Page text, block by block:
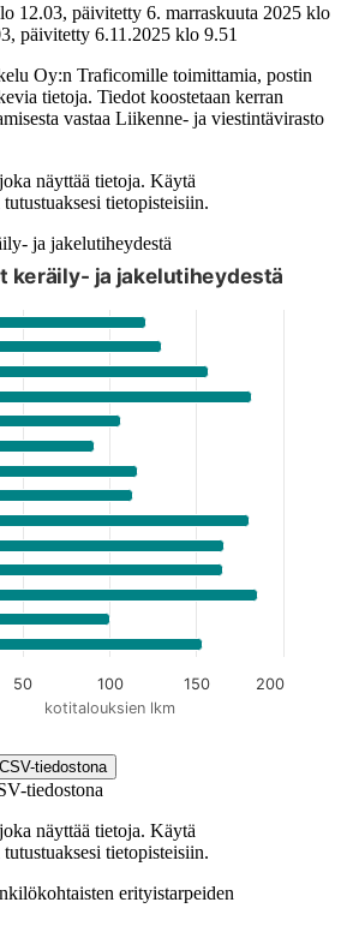
12.03, päivitetty 6. marraskuuta 2025 klo
, päivitetty 6.11.2025 klo 9.51
Oy:n Traficomille toimittamia, postin
tietoja. Tiedot koostetaan kerran
vastaa Liikenne- ja viestintävirasto
näyttää tietoja. Käytä
tietopisteisiin.
ja jakelutiheydestä
Siirry kuvaajaan sarkaimella ja
kotitalouksien lkm
keräily- ja jakelutiheydestä
50 100 150 200
tiedostona
tiedostona
näyttää tietoja. Käytä
tietopisteisiin.
erityistarpeiden